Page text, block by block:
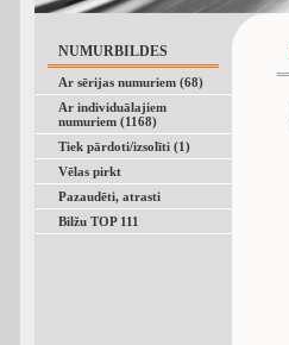
NUMURBILDES
Ar sērijas numuriem (68)
Ar individuālajiem
numuriem (1168)
Tiek pārdoti/izsolīti (1)
Vēlas pirkt
Pazaudēti, atrasti
Bilžu TOP 111